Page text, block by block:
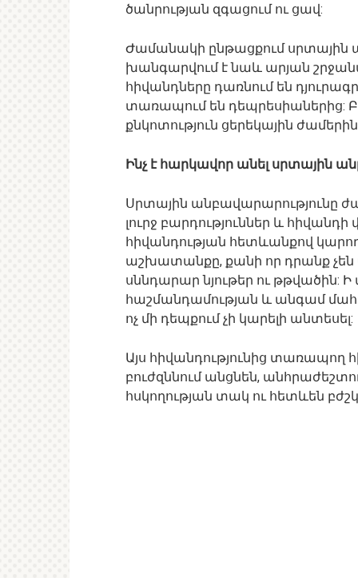
ծանրության զգացում ու ցավ:
Ժամանակի ընթացքում
խանգարվում է նաև արյան
հիվանդները դառնում են
տառապում են դեպրեսիաներից:
քնկոտություն ցերեկային
Ինչ է հարկավոր անել սրտային
Սրտային անբավարարությունը
լուրջ բարդություններ և
հիվանդության հետևանքով
աշխատանքը, քանի որ դրանք
սննդարար նյութեր ու թթվածին: Ի
հաշմանդամության և անգամ
ոչ մի դեպքում չի կարելի անտեսել:
Այս հիվանդությունից
բուժզննում անցնեն,
հսկողության տակ ու հետևեն